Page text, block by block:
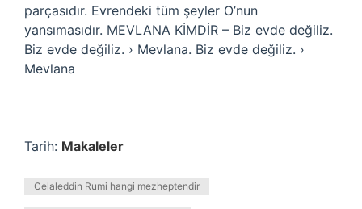
parçasıdır. Evrendeki tüm şeyler O’nun
yansımasıdır. MEVLANA KİMDİR – Biz evde değiliz.
Biz evde değiliz. › Mevlana. Biz evde değiliz. ›
Mevlana
Tarih: Makaleler
Celaleddin Rumi hangi mezheptendir